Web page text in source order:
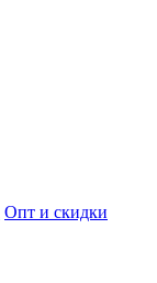
Опт и скидки